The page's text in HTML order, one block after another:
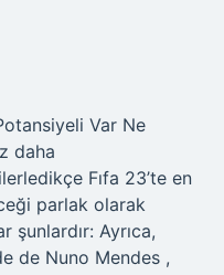
Var Ne
daha
Fıfa 23’te en
parlak olarak
şunlardır: Ayrıca,
de Nuno Mendes ,